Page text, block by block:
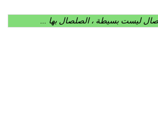
ليست بسيطة ، الصلصال بها ...